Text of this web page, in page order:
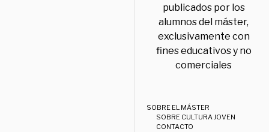
publicados por los
alumnos del máster,
exclusivamente con
fines educativos y no
comerciales
SOBRE EL MÁSTER
SOBRE CULTURA JOVEN
CONTACTO